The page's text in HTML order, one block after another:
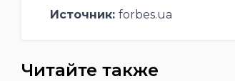
Источник: forbes.ua
Читайте также